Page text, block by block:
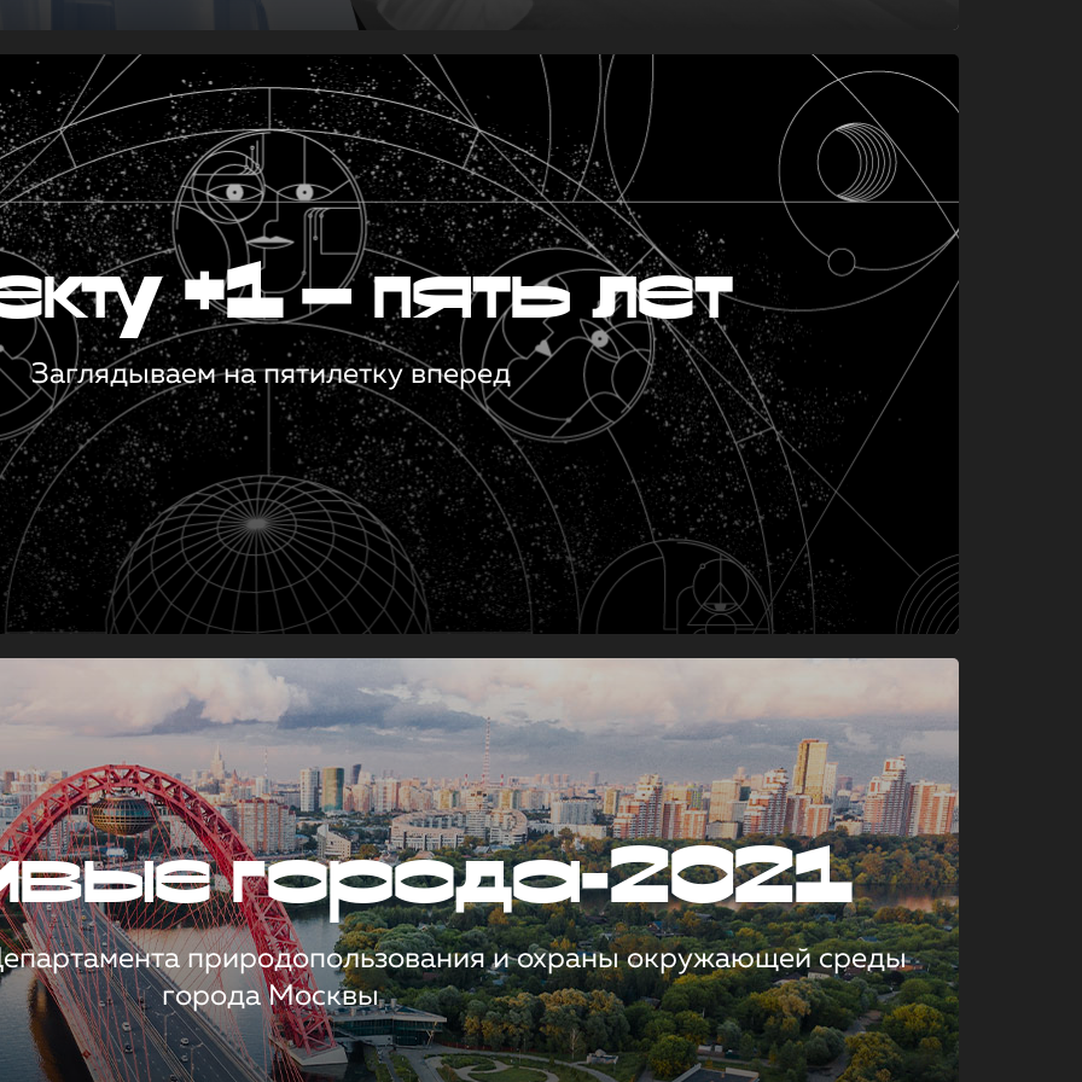
+1 — пять лет
Заглядываем на пятилетку вперед
города-2021
природопользования и охраны окружающей среды
города Москвы